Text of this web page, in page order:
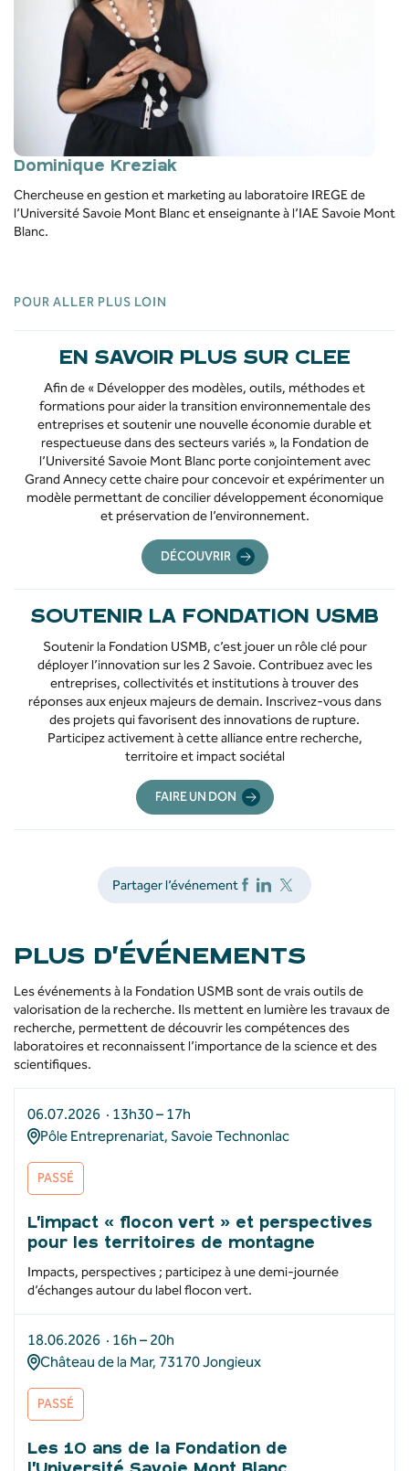
Dominique Kreziak
Chercheuse en gestion et marketing au laboratoire IREGE de
l’Université Savoie Mont Blanc et enseignante à l’IAE Savoie Mont
Blanc.
POUR ALLER PLUS LOIN
EN SAVOIR PLUS SUR CLEE
Afin de « Développer des modèles, outils, méthodes et
formations pour aider la transition environnementale des
entreprises et soutenir une nouvelle économie durable et
respectueuse dans des secteurs variés », la Fondation de
l’Université Savoie Mont Blanc porte conjointement avec
Grand Annecy cette chaire pour concevoir et expérimenter un
modèle permettant de concilier développement économique
et préservation de l’environnement.
DÉCOUVRIR
SOUTENIR LA FONDATION USMB
Soutenir la Fondation USMB, c’est jouer un rôle clé pour
déployer l’innovation sur les 2 Savoie. Contribuez avec les
entreprises, collectivités et institutions à trouver des
réponses aux enjeux majeurs de demain. Inscrivez-vous dans
des projets qui favorisent des innovations de rupture.
Participez activement à cette alliance entre recherche,
territoire et impact sociétal
FAIRE UN DON
Partager l’événement
PLUS D’ÉVÉNEMENTS
Les événements à la Fondation USMB sont de vrais outils de
valorisation de la recherche. Ils mettent en lumière les travaux de
recherche, permettent de découvrir les compétences des
laboratoires et reconnaissent l’importance de la science et des
scientifiques.
06.07.2026 · 13h30 – 17h
Pôle Entreprenariat, Savoie Technonlac
PASSÉ
L’impact « flocon vert » et perspectives
pour les territoires de montagne
Impacts, perspectives ; participez à une demi-journée
d’échanges autour du label flocon vert.
18.06.2026 · 16h – 20h
Château de la Mar, 73170 Jongieux
PASSÉ
Les 10 ans de la Fondation de